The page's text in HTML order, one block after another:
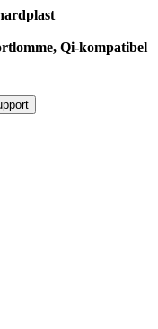
Qi-kompatibel